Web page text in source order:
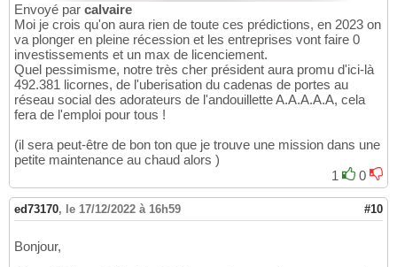
Envoyé par calvaire
Moi je crois qu'on aura rien de toute ces prédictions, en 2023 on
va plonger en pleine récession et les entreprises vont faire 0
investissements et un max de licenciement.
Quel pessimisme, notre très cher président aura promu d'ici-là
492.381 licornes, de l'uberisation du cadenas de portes au
réseau social des adorateurs de l'andouillette A.A.A.A.A, cela
fera de l'emploi pour tous !
(il sera peut-être de bon ton que je trouve une mission dans une
petite maintenance au chaud alors )
1
0
ed73170, le 17/12/2022 à 16h59 #10
Bonjour,